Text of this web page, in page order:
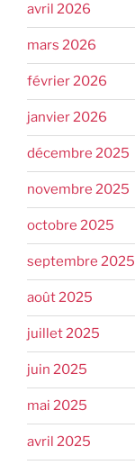
avril 2026
mars 2026
février 2026
janvier 2026
décembre 2025
novembre 2025
octobre 2025
septembre 2025
août 2025
juillet 2025
juin 2025
mai 2025
avril 2025